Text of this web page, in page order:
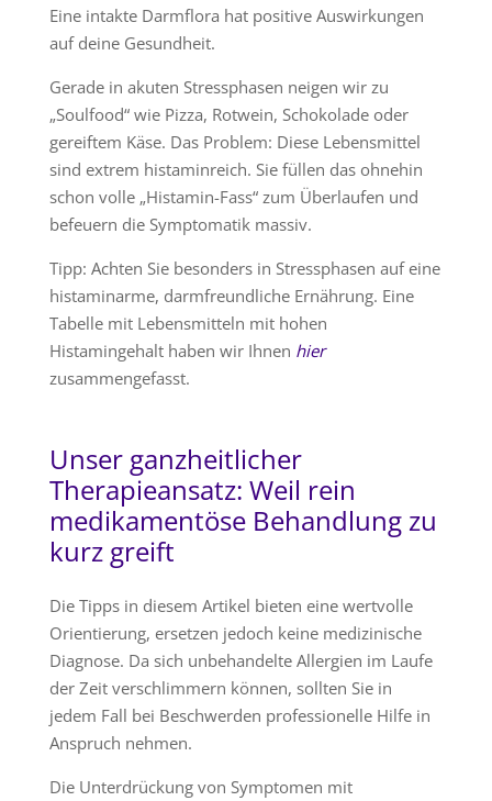
Eine intakte Darmflora hat positive Auswirkungen
auf deine Gesundheit.
Gerade in akuten Stressphasen neigen wir zu
„Soulfood“ wie Pizza, Rotwein, Schokolade oder
gereiftem Käse. Das Problem: Diese Lebensmittel
sind extrem histaminreich. Sie füllen das ohnehin
schon volle „Histamin-Fass“ zum Überlaufen und
befeuern die Symptomatik massiv.
Tipp: Achten Sie besonders in Stressphasen auf eine
histaminarme, darmfreundliche Ernährung. Eine
Tabelle mit Lebensmitteln mit hohen
Histamingehalt haben wir Ihnen hier
zusammengefasst.
Unser ganzheitlicher
Therapieansatz: Weil rein
medikamentöse Behandlung zu
kurz greift
Die Tipps in diesem Artikel bieten eine wertvolle
Orientierung, ersetzen jedoch keine medizinische
Diagnose. Da sich unbehandelte Allergien im Laufe
der Zeit verschlimmern können, sollten Sie in
jedem Fall bei Beschwerden professionelle Hilfe in
Anspruch nehmen.
Die Unterdrückung von Symptomen mit